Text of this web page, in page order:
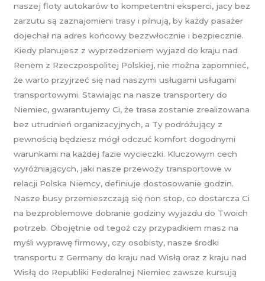
naszej floty autokarów to kompetentni eksperci, jacy bez
zarzutu są zaznajomieni trasy i pilnują, by każdy pasażer
dojechał na adres końcowy bezzwłocznie i bezpiecznie.
Kiedy planujesz z wyprzedzeniem wyjazd do kraju nad
Renem z Rzeczpospolitej Polskiej, nie można zapomnieć,
że warto przyjrzeć się nad naszymi usługami usługami
transportowymi. Stawiając na nasze transportery do
Niemiec, gwarantujemy Ci, że trasa zostanie zrealizowana
bez utrudnień organizacyjnych, a Ty podróżujący z
pewnością będziesz mógł odczuć komfort dogodnymi
warunkami na każdej fazie wycieczki. Kluczowym cech
wyróżniających, jaki nasze przewozy transportowe w
relacji Polska Niemcy, definiuje dostosowanie godzin.
Nasze busy przemieszczają się non stop, co dostarcza Ci
na bezproblemowe dobranie godziny wyjazdu do Twoich
potrzeb. Obojętnie od tegoż czy przypadkiem masz na
myśli wyprawę firmowy, czy osobisty, nasze środki
transportu z Germany do kraju nad Wisłą oraz z kraju nad
Wisłą do Republiki Federalnej Niemiec zawsze kursują